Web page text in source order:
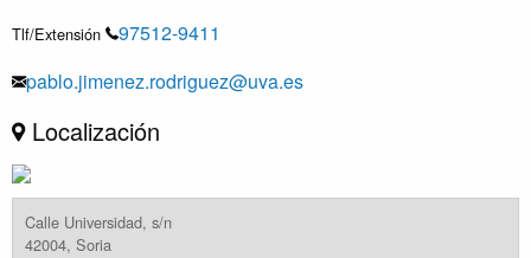
Tlf/Extensión
97512-9411
pablo.jimenez.rodriguez@uva.es
Localización
Calle Universidad, s/n
42004, Soria